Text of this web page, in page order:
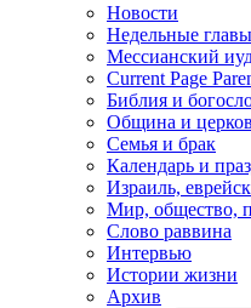
Новости
Недельные
Мессианский
Current Page
Библия и
Община и
Семья и брак
Календарь и
Израиль,
Мир, общество,
Слово раввина
Интервью
Истории жизни
Архив